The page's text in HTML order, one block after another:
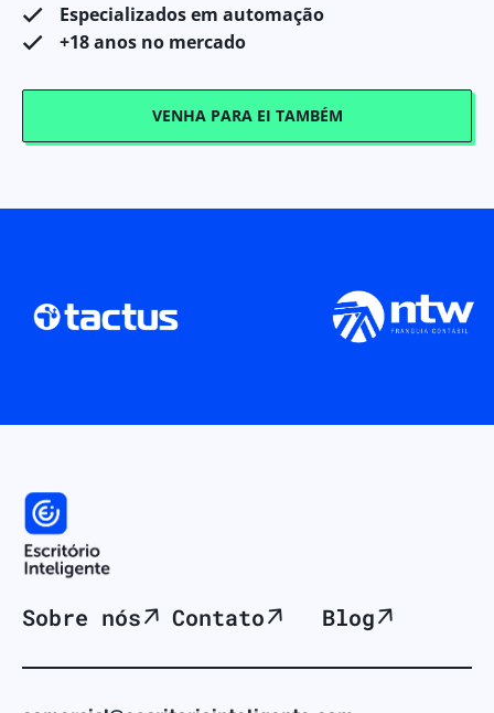
Especializados em automação
+18 anos no mercado
VENHA PARA EI TAMBÉM
Sobre nós Contato Blog